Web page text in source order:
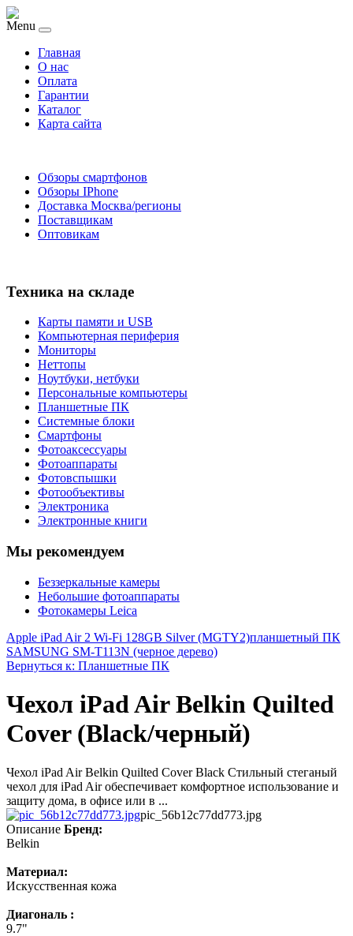
Menu
Главная
O нас
Оплата
Гарантии
Каталог
Карта сайта
Обзоры смартфонов
Обзоры IPhone
Доставка Москва/регионы
Поставщикам
Оптовикам
Техника на складе
Карты памяти и USB
Компьютерная периферия
Мониторы
Неттопы
Ноутбуки, нетбуки
Персональные компьютеры
Планшетные ПК
Системные блоки
Смартфоны
Фотоаксессуары
Фотоаппараты
Фотовспышки
Фотообъективы
Электроника
Электронные книги
Мы рекомендуем
Беззеркальные камеры
Небольшие фотоаппараты
Фотокамеры Leica
Apple iPad Air 2 Wi-Fi 128GB Silver (MGTY2)планшетный ПК
SAMSUNG SM-T113N (черное дерево)
Вернуться к: Планшетные ПК
Чехол iPad Air Belkin Quilted
Cover (Black/черный)
Чехол iPad Air Belkin Quilted Cover Black Стильный стеганый
чехол для iPad Air обеспечивает комфортное использование и
защиту дома, в офисе или в ...
pic_56b12c77dd773.jpg
Описание Бренд:
Belkin
Материал:
Искусственная кожа
Диагональ :
9.7"